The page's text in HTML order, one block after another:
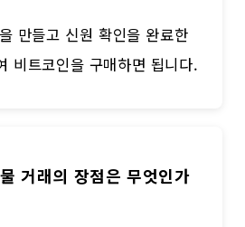
만들고 신원 확인을 완료한
비트코인을 구매하면 됩니다.
거래의 장점은 무엇인가